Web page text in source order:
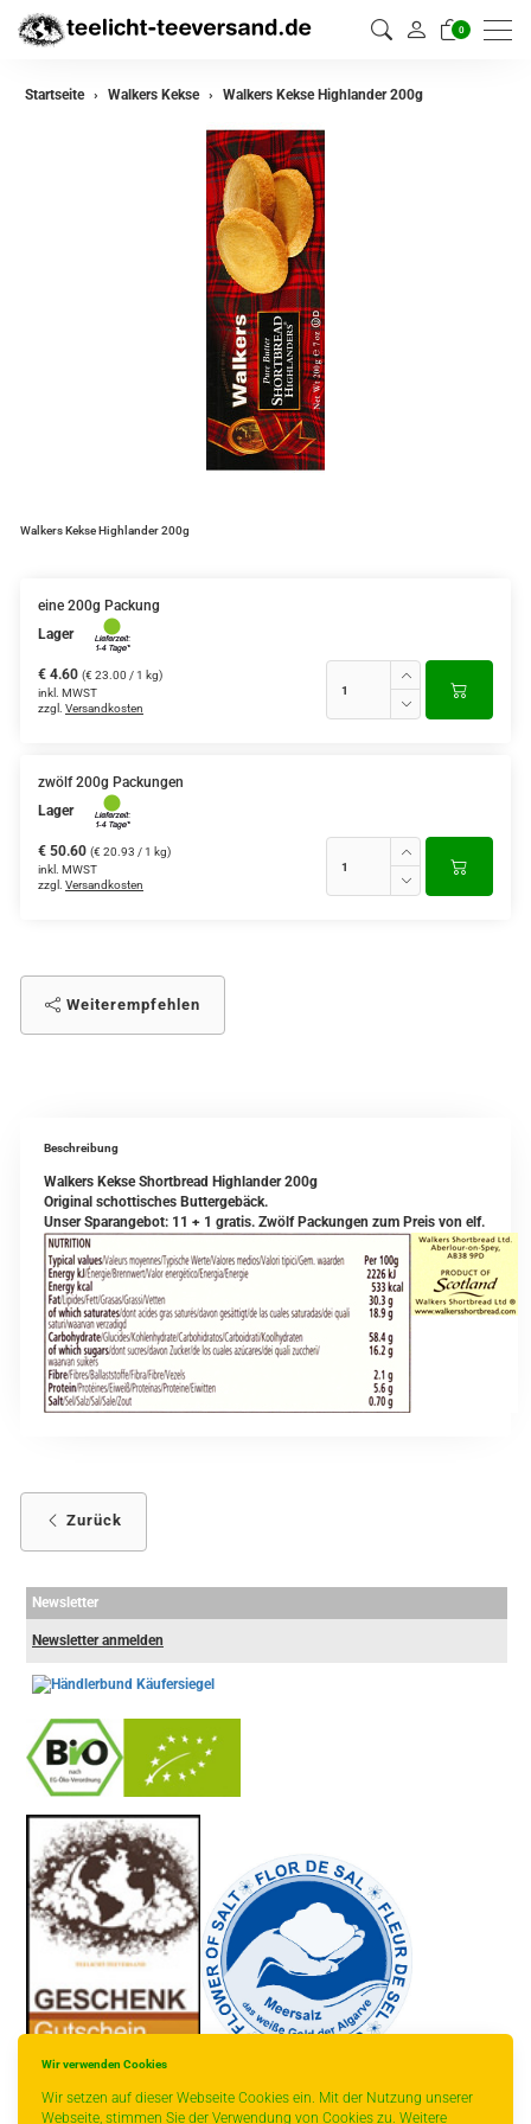
Wir verwenden Cookies
Wir setzen auf dieser Webseite Cookies ein. Mit der Nutzung unserer
Webseite, stimmen Sie der Verwendung von Cookies zu. Weitere
0
Startseite Walkers Kekse Walkers Kekse Highlander 200g
Walkers Kekse Highlander 200g
eine 200g Packung
Lager
€ 4.60 (€ 23.00 / 1 kg)
inkl. MWST
zzgl. Versandkosten
zwölf 200g Packungen
Lager
€ 50.60 (€ 20.93 / 1 kg)
inkl. MWST
zzgl. Versandkosten
Weiterempfehlen
Beschreibung
Walkers Kekse Shortbread Highlander 200g
Original schottisches Buttergebäck.
Unser Sparangebot: 11 + 1 gratis. Zwölf Packungen zum Preis von elf.
Zurück
Newsletter
Newsletter anmelden